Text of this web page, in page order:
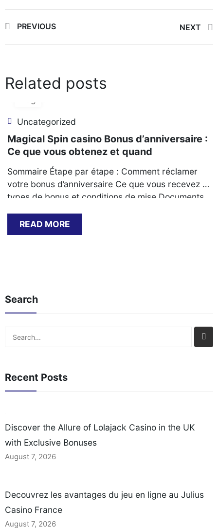
Post
PREVIOUS NEXT
Related posts
06
Uncategorized
Magical Spin casino Bonus d’anniversaire :
Ce que vous obtenez et quand
Sommaire Étape par étape : Comment réclamer
votre bonus d’anniversaire Ce que vous recevez :
types de bonus et conditions de mise Documents
solutions lors de la réclamation Délais typiques et
méthodes de retrait des gains Comparaison avec
READ MORE
Search
Search
Recent Posts
Discover the Allure of Lolajack Casino in the UK
with Exclusive Bonuses
August 7, 2026
Decouvrez les avantages du jeu en ligne au Julius
Casino France
August 7, 2026